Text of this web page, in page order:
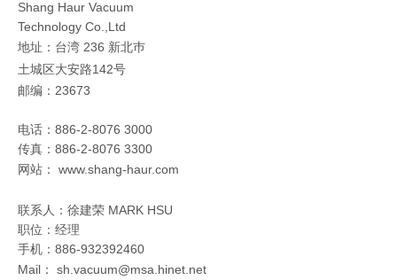
Shang Haur Vacuum
Technology Co.,Ltd
地址： 台湾 236 新北巿
土城区大安路142号
邮编：23673
电话：886-2-8076 3000
传真：886-2-8076 3300
网站： www.shang-haur.com
联系人：徐建荣 MARK HSU
职位：经理
手机：886-932392460
Mail： sh.vacuum@msa.hinet.net